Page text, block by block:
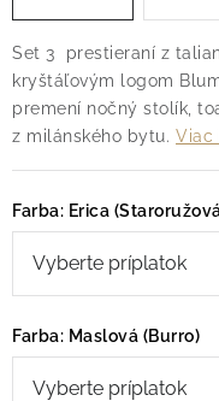
Set 3 prestieraní z
kryštáľovým logom
premení nočný stolík,
z milánského bytu. Viac
Farba: Erica
Farba: Maslová (Burro)